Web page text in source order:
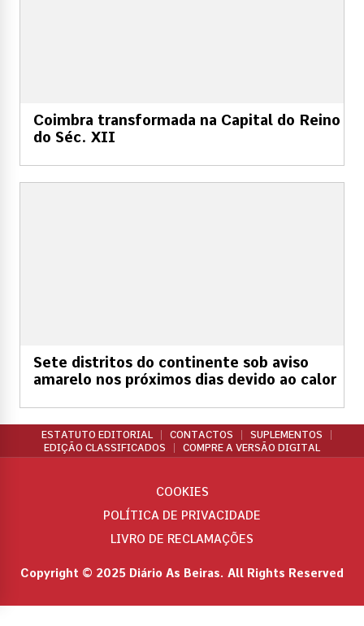
Coimbra transformada na Capital do Reino
do Séc. XII
Sete distritos do continente sob aviso
amarelo nos próximos dias devido ao calor
ESTATUTO EDITORIAL CONTACTOS
SUPLEMENTOS
EDIÇÃO CLASSIFICADOS
COMPRE A VERSÃO DIGITAL
Copyright © 2025 Diário As Beiras. All Rights Reserved
COOKIES
POLÍTICA DE PRIVACIDADE
LIVRO DE RECLAMAÇÕES